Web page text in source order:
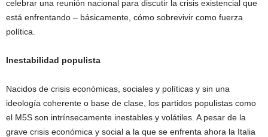
celebrar una reunión nacional para discutir la crisis existencial que
está enfrentando – básicamente, cómo sobrevivir como fuerza
política.
Inestabilidad populista
Nacidos de crisis económicas, sociales y políticas y sin una
ideología coherente o base de clase, los partidos populistas como
el M5S son intrínsecamente inestables y volátiles. A pesar de la
grave crisis económica y social a la que se enfrenta ahora la Italia